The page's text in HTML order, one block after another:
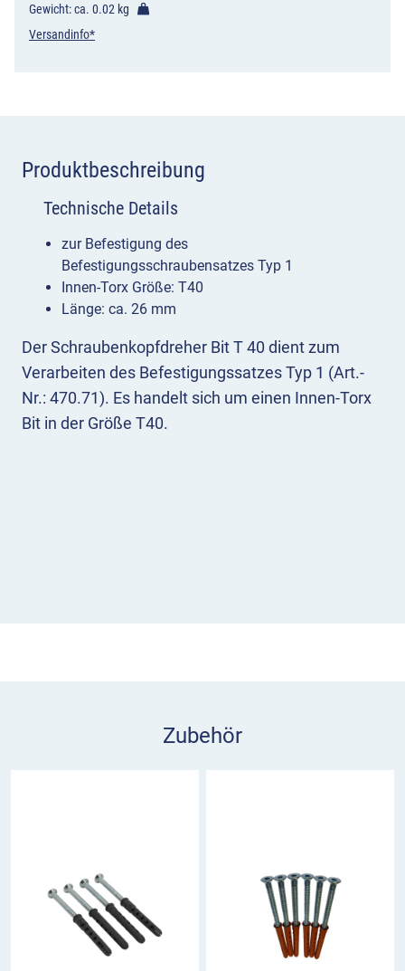
Gewicht: ca. 0.02 kg
Versandinfo*
Produktbeschreibung
Der Schraubenkopfdreher Bit T 40 dient zum
Verarbeiten des Befestigungssatzes Typ 1 (Art.-
Nr.: 470.71). Es handelt sich um einen Innen-Torx
Bit in der Größe T40.
Technische Details
zur Befestigung des
Befestigungsschraubensatzes Typ 1
Innen-Torx Größe: T40
Länge: ca. 26 mm
Zubehör